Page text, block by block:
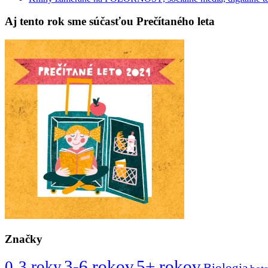
Aj tento rok sme súčasťou Prečítaného leta
Značky